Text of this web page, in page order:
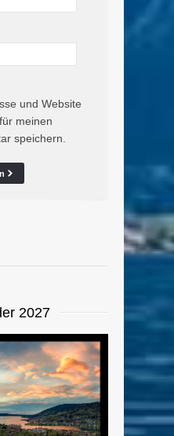
und Website
meinen
speichern.
2027